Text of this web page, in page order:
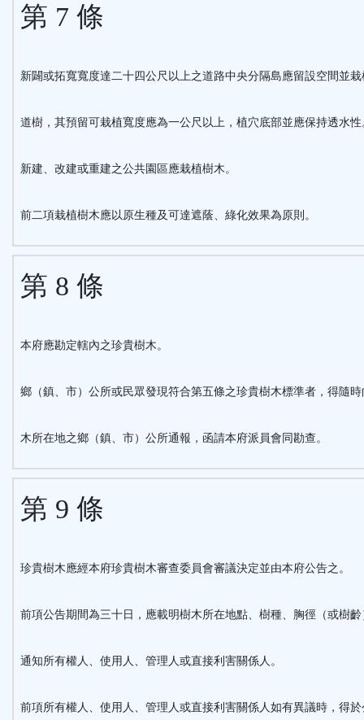
第 7 條
新闢或拓寬寬度達二十四公尺以上之道路中央分隔島應留設空間並栽
道樹，其預留可栽植寬度應為一公尺以上，植穴底部並應保持透水性
新建、改建或重建之公共園區應栽植樹木。
前二項栽植樹木應以原生種及可達遮蔭、綠化效果為原則。
第 8 條
本府應勘定轄內之珍貴樹木。
鄉（鎮、市）公所或民眾發現符合第五條之珍貴樹木標準者，得隨時
木所在地之鄉（鎮、市）公所通報，函請本府派員會同勘查。
第 9 條
珍貴樹木應經本府珍貴樹木審查委員會審議決定並由本府公告之。
前項公告期間為三十日，應載明樹木所在地點、樹種、胸徑（或樹齡
通知所有權人、使用人、管理人或直接利害關係人。
前項所有權人、使用人、管理人或直接利害關係人如有異議時，得於